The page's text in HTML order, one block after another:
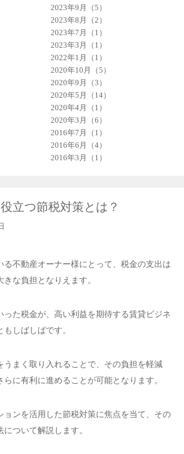
2023年9月（5）
2023年8月（2）
2023年7月（1）
2023年3月（1）
2022年1月（1）
2020年10月（5）
2020年9月（3）
2020年5月（14）
2020年4月（1）
2020年3月（6）
2016年7月（1）
2016年6月（4）
2016年3月（1）
立つ節税対策とは？
る不動産オーナー様にとって、税金の支出は
きな負担となりえます。
った税金が、高い利益を期待する賃貸ビジネ
しばしばです。
うまく取り入れることで、その負担を軽減
らに有利に進めることが可能となります。
ョンを活用した節税対策に焦点を当て、その
ついて解説します。